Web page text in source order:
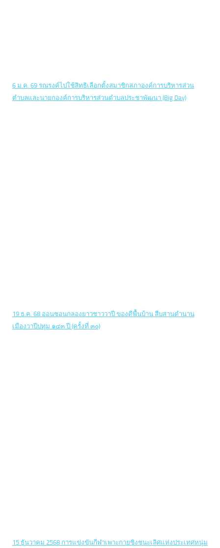
6 ม.ค. 69 รณรงค์ไปใช้สิทธิเลือกตั้งสมาชิกสภาองค์การบริหารส่วน
ตำบลและนายกองค์การบริหารส่วนตำบลประชาพัฒนา (Big Day)
19 ธ.ค. 68 ออนซอนกลองยาวชาววาปี ของดีพื้นบ้าน สืบสานตำนาน
เมืองวาปีปทุม ๑๔๓ ปี (ครั้งที่ ๓๐)
15 ธันวาคม 2568 การแข่งขันกีฬาเพาะกายชิงชนะเลิศแห่งประเทศหนุ่ม